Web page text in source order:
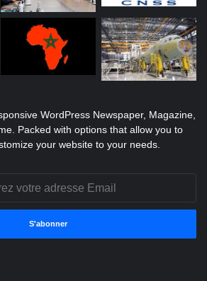
WordPress Newspaper, Magazine,
Packed with options that allow you to
your website to your needs.